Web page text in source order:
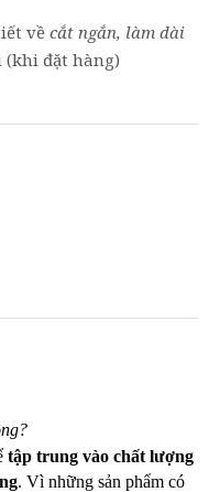
vềcắt ngắn, làm dài
(khi đặt hàng)
tập trung vào chất lượng
. Vì những sản phẩm có